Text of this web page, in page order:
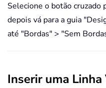
Selecione o botão cruzado
depois vá para a guia
até "Bordas" > "Sem
Inserir uma